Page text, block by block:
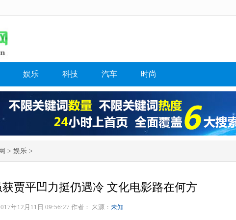
娱乐 科技 汽车 时尚
> 娱乐 >
获贾平凹力挺仍遇冷 文化电影路在何方
年12月11日 09:56:27 作者： 来源： 未知